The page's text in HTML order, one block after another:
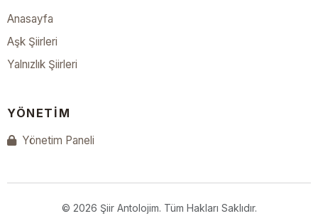
Anasayfa
Aşk Şiirleri
Yalnızlık Şiirleri
YÖNETIM
Yönetim Paneli
© 2026 Şiir Antolojim. Tüm Hakları Saklıdır.